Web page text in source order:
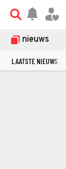
nieuws
LAATSTE NIEUWS